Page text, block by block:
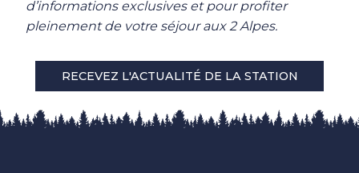
d’informations exclusives et pour profiter
pleinement de votre séjour aux 2 Alpes.
RECEVEZ L'ACTUALITÉ DE LA STATION